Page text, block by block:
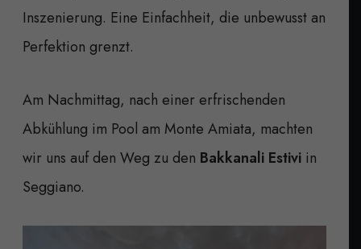
Inszenierung. Eine Einfachheit, die unbewusst an
Perfektion grenzt.
Am Nachmittag, nach einer erfrischenden
Abkühlung im Pool am Monte Amiata, machten
wir uns auf den Weg zu den Bakkanali Estivi in
Seggiano.